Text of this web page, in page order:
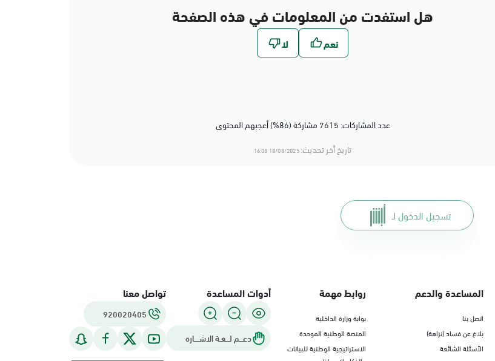
هل استفدت من المعلومات في هذه الصفحة
عدد المشاركات: 7615 مشاركة (86%) أعجبهم المحتوى
تاريخ أخر تحديث:18/08/2025 16:08
تسجيل الدخول لـ
المساعدة والدعم
اتصل بنا
بلاغ عن فساد (نزاهة)
الأسئلة الشائعة
روابط مهمة
بوابة وزارة الداخلية
المنصة الوطنية الموحدة
الاستراتيجية الوطنية للبيانات
أدوات المساعدة
دعـــم لـــغـة الاشــــارة
تواصل معنا
920020405